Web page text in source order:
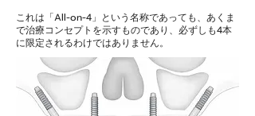
これは「All-on-4」という名称であっても、あくま
で治療コンセプトを示すものであり、必ずしも4本
に限定されるわけではありません。